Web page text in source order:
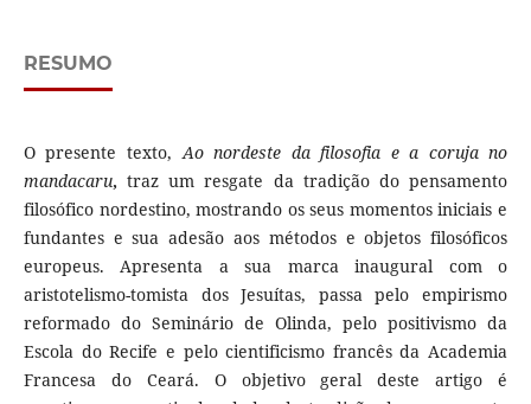
RESUMO
O presente texto,Ao nordeste da filosofia e a coruja no
mandacaru,traz um resgate da tradição do pensamento
filosófico nordestino, mostrando os seus momentos iniciais e
fundantes e sua adesão aos métodos e objetos filosóficos
europeus. Apresenta a sua marca inaugural com o
aristotelismo-tomista dos Jesuítas, passa pelo empirismo
reformado do Seminário de Olinda, pelo positivismo da
Escola do Recife e pelo cientificismo francês da Academia
Francesa do Ceará. O objetivo geral deste artigo é